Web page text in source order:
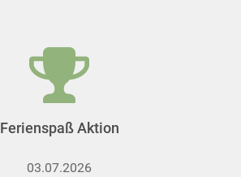
Ferienspaß Aktion
03.07.2026